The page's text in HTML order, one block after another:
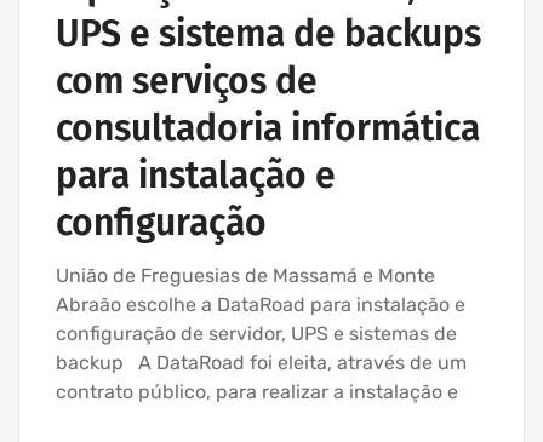
UPS e sistema de backups
com serviços de
consultadoria informática
para instalação e
configuração
União de Freguesias de Massamá e Monte
Abraão escolhe a DataRoad para instalação e
configuração de servidor, UPS e sistemas de
backup A DataRoad foi eleita, através de um
contrato público, para realizar a instalação e